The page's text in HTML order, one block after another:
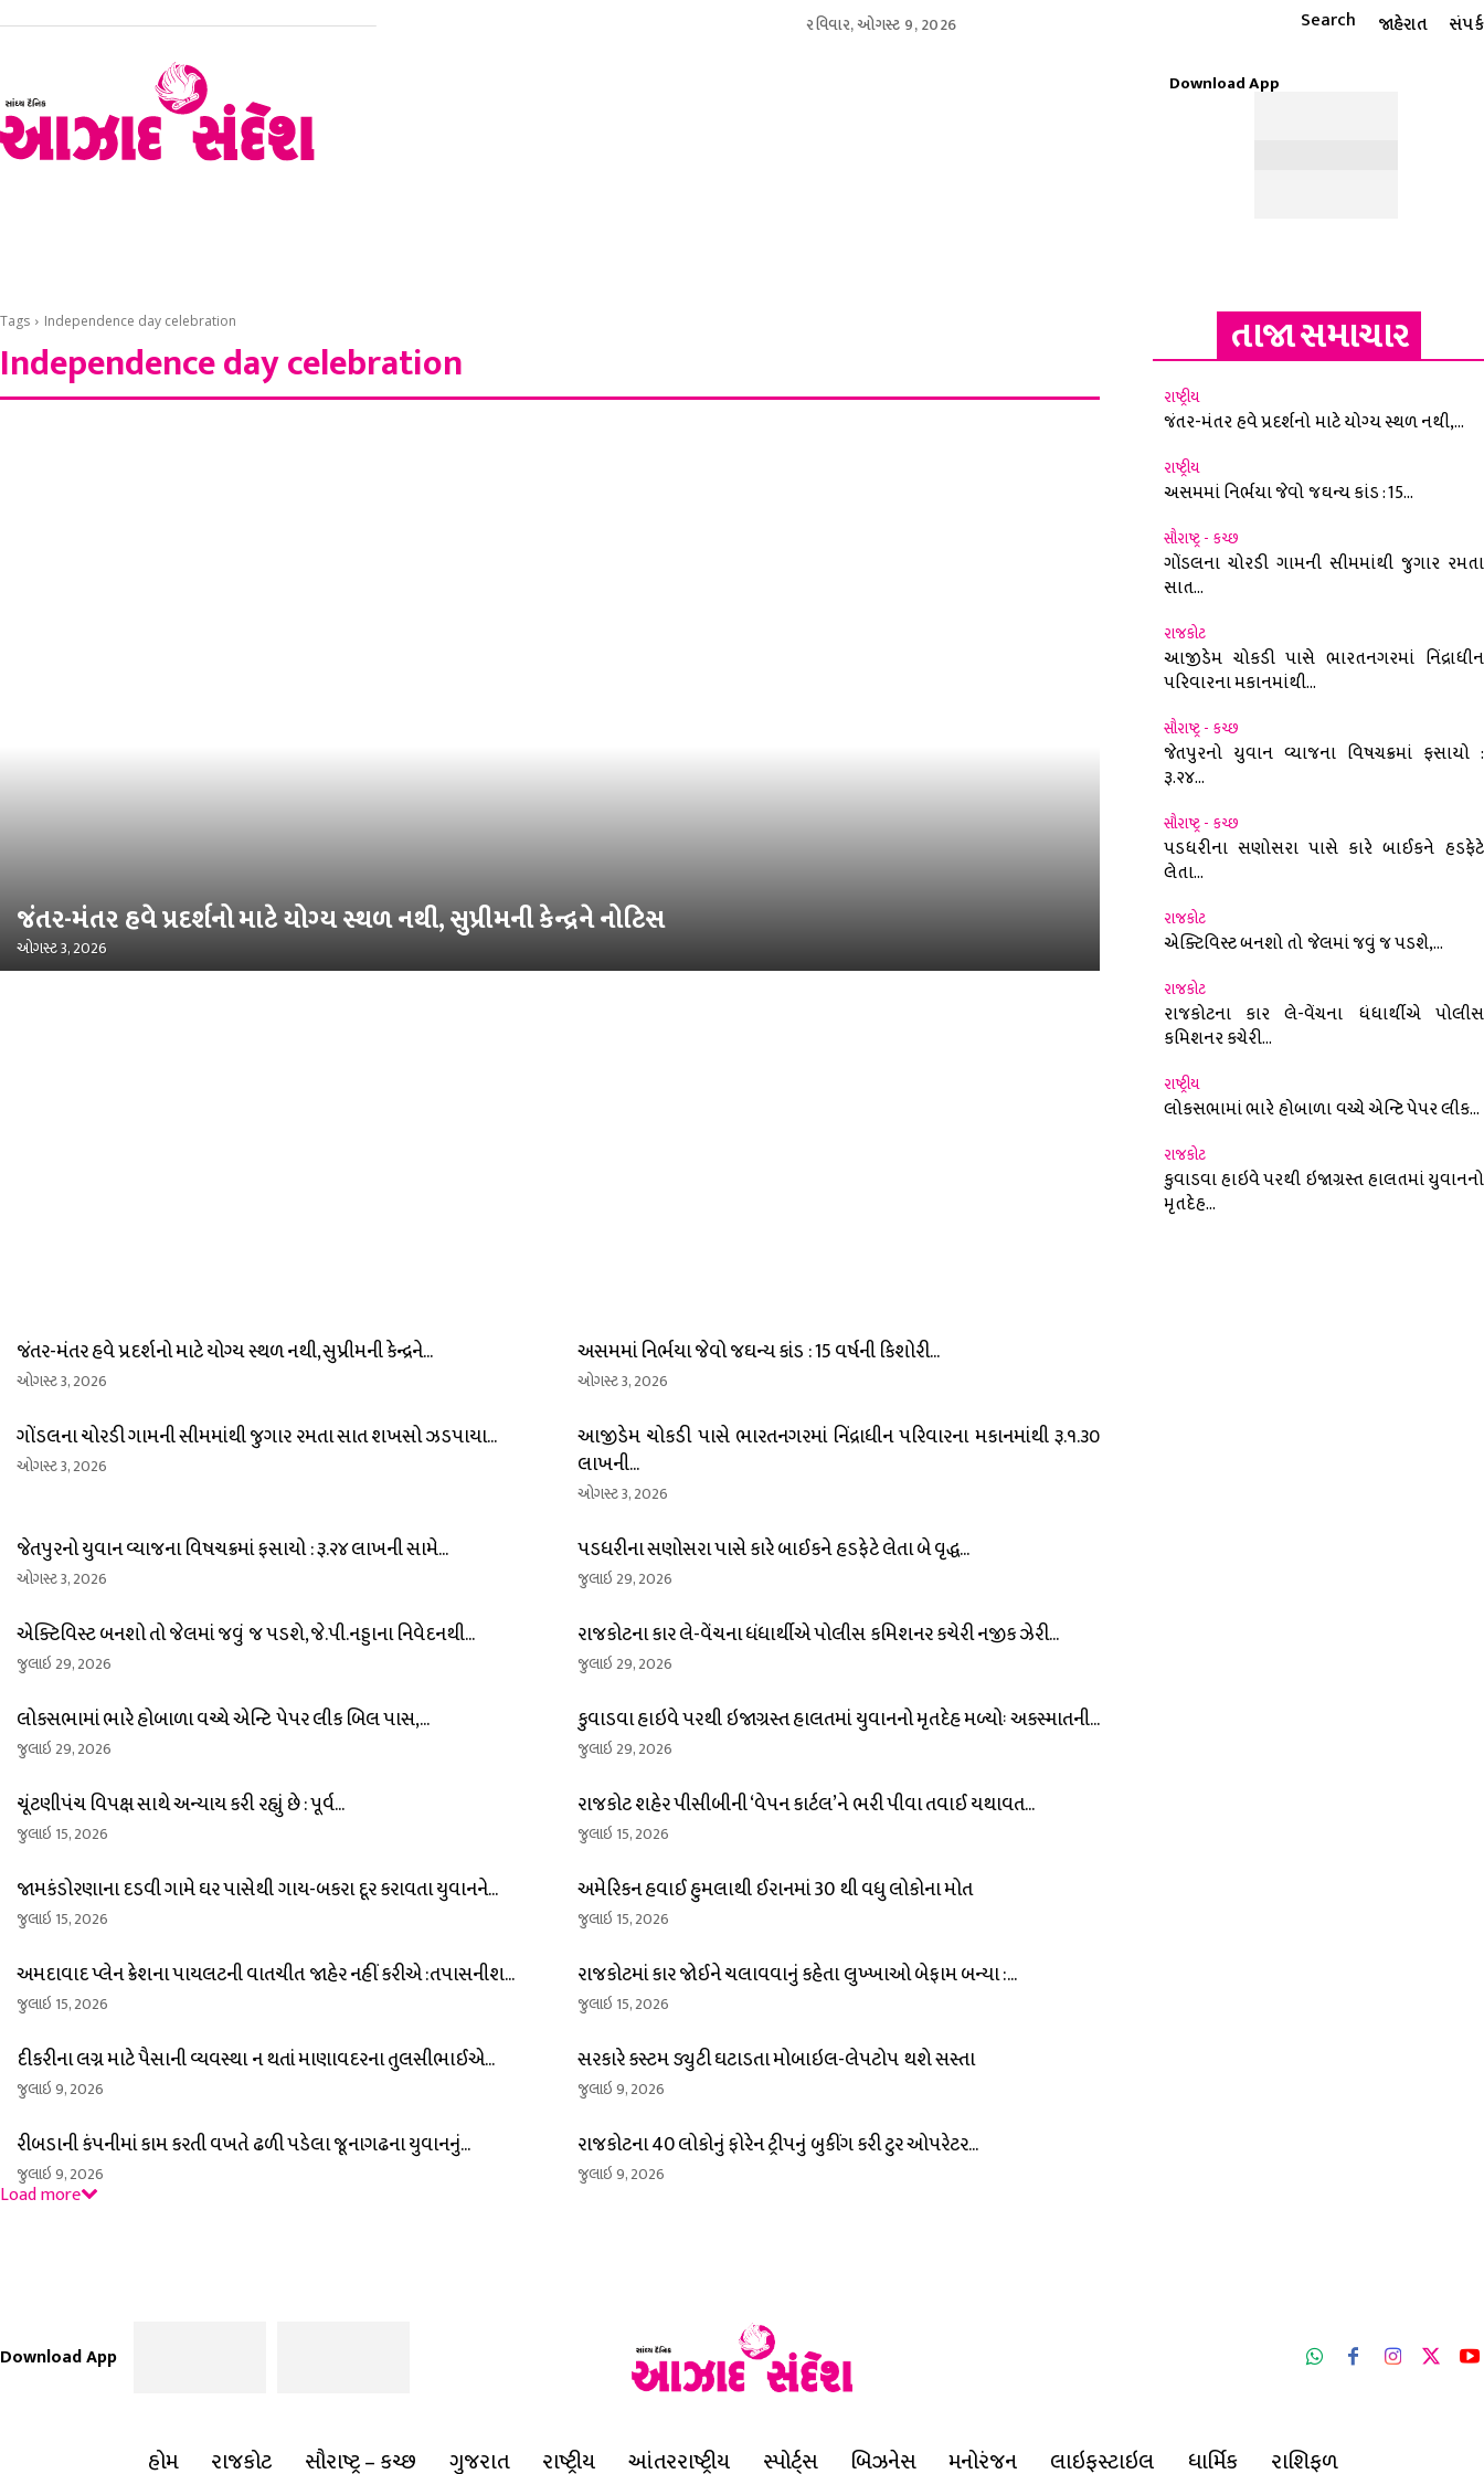
રવિવાર, ઓગસ્ટ 9, 2026 Search જાહેરાત સંપર્ક
Download App
Tags Independence day celebration
Independence day celebration
જંતર-મંતર હવે પ્રદર્શનો માટે યોગ્ય સ્થળ નથી, સુપ્રીમની કેન્દ્રને નોટિસ
ઓગસ્ટ 3, 2026
જંતર-મંતર હવે પ્રદર્શનો માટે યોગ્ય સ્થળ નથી, સુપ્રીમની કેન્દ્રને...
ઓગસ્ટ 3, 2026
અસમમાં નિર્ભયા જેવો જઘન્ય કાંડ : 15 વર્ષની કિશોરી...
ઓગસ્ટ 3, 2026
ગોંડલના ચોરડી ગામની સીમમાંથી જુગાર રમતા સાત શખસો ઝડપાયા...
ઓગસ્ટ 3, 2026
આજીડેમ ચોકડી પાસે ભારતનગરમાં નિંદ્રાધીન પરિવારના મકાનમાંથી રૂ.૧.૩૦
લાખની...
ઓગસ્ટ 3, 2026
જેતપુરનો યુવાન વ્યાજના વિષચક્રમાં ફસાયો : રૂ.૨૪ લાખની સામે...
ઓગસ્ટ 3, 2026
પડધરીના સણોસરા પાસે કારે બાઈકને હડફેટે લેતા બે વૃદ્ધ...
જુલાઇ 29, 2026
એક્ટિવિસ્ટ બનશો તો જેલમાં જવું જ પડશે, જે.પી.નડ્ડાના નિવેદનથી...
જુલાઇ 29, 2026
રાજકોટના કાર લે-વેંચના ધંધાર્થીએ પોલીસ કમિશનર કચેરી નજીક ઝેરી...
જુલાઇ 29, 2026
લોકસભામાં ભારે હોબાળા વચ્ચે એન્ટિ પેપર લીક બિલ પાસ,...
જુલાઇ 29, 2026
કુવાડવા હાઇવે પરથી ઇજાગ્રસ્ત હાલતમાં યુવાનનો મૃતદેહ મળ્યોઃ અકસ્માતની...
જુલાઇ 29, 2026
ચૂંટણીપંચ વિપક્ષ સાથે અન્યાય કરી રહ્યું છે : પૂર્વ...
જુલાઇ 15, 2026
રાજકોટ શહેર પીસીબીની ‘વેપન કાર્ટલ’ને ભરી પીવા તવાઈ યથાવત...
જુલાઇ 15, 2026
જામકંડોરણાના દડવી ગામે ઘર પાસેથી ગાય-બકરા દૂર કરાવતા યુવાનને...
જુલાઇ 15, 2026
અમેરિકન હવાઈ હુમલાથી ઈરાનમાં 30 થી વધુ લોકોના મોત
જુલાઇ 15, 2026
અમદાવાદ પ્લેન ક્રેશના પાયલટની વાતચીત જાહેર નહીં કરીએ :તપાસનીશ...
જુલાઇ 15, 2026
રાજકોટમાં કાર જોઈને ચલાવવાનું કહેતા લુખ્ખાઓ બેફામ બન્યા :...
જુલાઇ 15, 2026
દીકરીના લગ્ન માટે પૈસાની વ્યવસ્થા ન થતાં માણાવદરના તુલસીભાઈએ...
જુલાઇ 9, 2026
સરકારે કસ્ટમ ડ્યુટી ઘટાડતા મોબાઇલ-લેપટોપ થશે સસ્તા
જુલાઇ 9, 2026
રીબડાની કંપનીમાં કામ કરતી વખતે ઢળી પડેલા જૂનાગઢના યુવાનનું...
જુલાઇ 9, 2026
રાજકોટના 40 લોકોનું ફોરેન ટ્રીપનું બુકીંગ કરી ટુર ઓપરેટર...
જુલાઇ 9, 2026
Load more
તાજા સમાચાર
રાષ્ટ્રીય
જંતર-મંતર હવે પ્રદર્શનો માટે યોગ્ય સ્થળ નથી,...
રાષ્ટ્રીય
અસમમાં નિર્ભયા જેવો જઘન્ય કાંડ : 15...
સૌરાષ્ટ્ર - કચ્છ
ગોંડલના ચોરડી ગામની સીમમાંથી જુગાર રમતા
સાત...
રાજકોટ
આજીડેમ ચોકડી પાસે ભારતનગરમાં નિંદ્રાધીન
પરિવારના મકાનમાંથી...
સૌરાષ્ટ્ર - કચ્છ
જેતપુરનો યુવાન વ્યાજના વિષચક્રમાં ફસાયો :
રૂ.૨૪...
સૌરાષ્ટ્ર - કચ્છ
પડધરીના સણોસરા પાસે કારે બાઈકને હડફેટે
લેતા...
રાજકોટ
એક્ટિવિસ્ટ બનશો તો જેલમાં જવું જ પડશે,...
રાજકોટ
રાજકોટના કાર લે-વેંચના ધંધાર્થીએ પોલીસ
કમિશનર કચેરી...
રાષ્ટ્રીય
લોકસભામાં ભારે હોબાળા વચ્ચે એન્ટિ પેપર લીક...
રાજકોટ
કુવાડવા હાઇવે પરથી ઇજાગ્રસ્ત હાલતમાં યુવાનનો
મૃતદેહ...
Download App
હોમ રાજકોટ સૌરાષ્ટ્ર – કચ્છ ગુજરાત રાષ્ટ્રીય આંતરરાષ્ટ્રીય સ્પોર્ટ્સ બિઝનેસ મનોરંજન લાઇફસ્ટાઇલ ધાર્મિક રાશિફળ